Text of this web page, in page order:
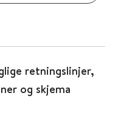
retningslinjer,
og skjema